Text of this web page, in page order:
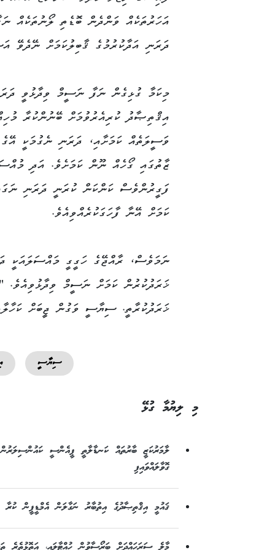
އަހަރުތަކެއް ވަންދެން ބޮޑެތި ލޯނުތަކެއް
ދަރަނި އަދާކުރުމުގެ ޤާބިލުކަމަށް ނޭދެވޭ
މިކަމާ ގުޅިގެން ނަފާ ނަސީމް ވިދާޅުވީ
އިޤްތިޞާދު ކުރިއެރުވުމަށް ބޭނުންކުރާ
ވަސީލަތެއް ކަމަށާއި، ދަރަނި ނެގުމަކީ
ޒާތުގައި ގޯހެއް ނޫން ކަމަށެވެ. އަދި
ފަގީރުންވެސް ކަންކަން ކުރަނީ ދަރަނި
ކަމަށް އޭނާ ފާހަގަކުރެއްވިއެވެ.
ނަމަވެސް، ރާއްޖޭގެ ހަގީގީ މައްސަލައަކީ
ޚަރަދުކުރުން ކަމަށް ނަސީމް
ޚަރަދުކުރާތީ. ސިޔާސީ ވަގުން ޖީބަށް
ސިޔާސީ
މި ލިޔުމާ ގުޅޭ
ލާމަރުކަޒީ ބާރުތައް ކަނޑާލާތީ ޕީއެންސީ
ގޮވާލައްވައިފި
ޤައުމީ އިޤްތިޞާދުގެ އިތުބާރު ނަގާލަން އެމްޑީޕީން